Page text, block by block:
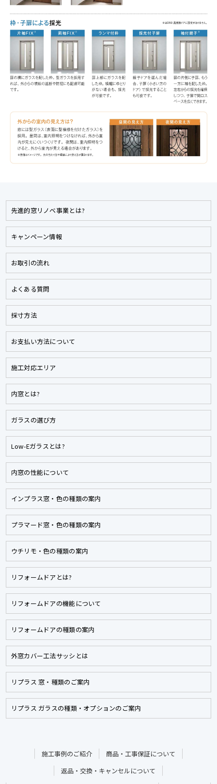
先進的窓リノベ事業とは?
キャンペーン情報
お取引の流れ
よくある質問
採寸方法
お支払い方法について
施工対応エリア
内窓とは?
ガラスの選び方
Low-Eガラスとは?
内窓の性能について
インプラス窓・色の種類の案内
プラマード窓・色の種類の案内
ウチリモ・色の種類の案内
リフォームドアとは?
リフォームドアの機能について
リフォームドアの種類の案内
外窓カバー工法サッシとは
リプラス 窓・種類のご案内
リプラス ガラスの種類・オプションのご案内
施工事例のご紹介
商品・工事保証について
返品・交換・キャンセルについて